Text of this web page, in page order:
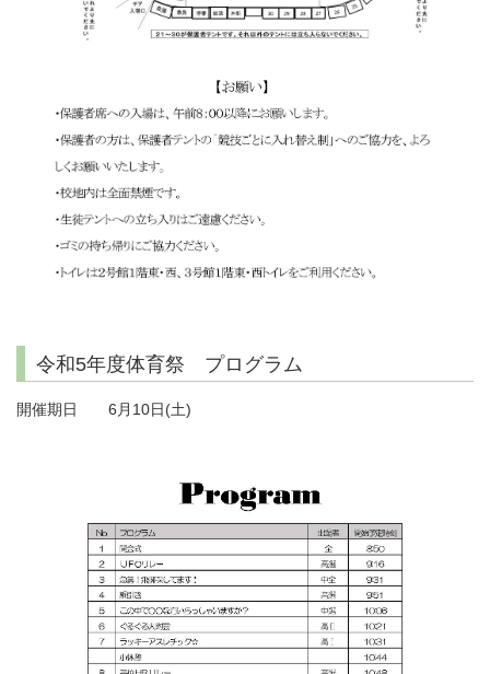
令和5年度体育祭 プログラム
開催期日 6月10日(土)